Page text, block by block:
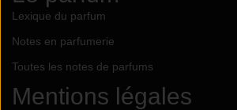
Lexique du parfum
Notes en parfumerie
Toutes les notes de parfums
Mentions légales